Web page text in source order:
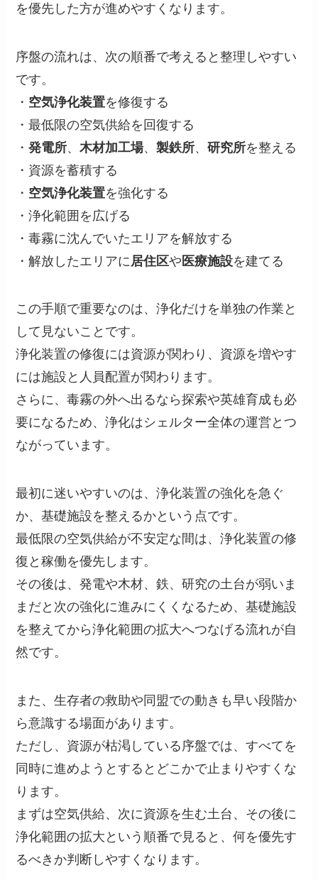
を優先した方が進めやすくなります。
序盤の流れは、次の順番で考えると整理しやすい
です。
・ 空気浄化装置を修復する
・最低限の空気供給を回復する
・発電所、木材加工場、製鉄所、研究所を整える
・資源を蓄積する
・ 空気浄化装置を強化する
・浄化範囲を広げる
・毒霧に沈んでいたエリアを解放する
・解放したエリアに 居住区や 医療施設を建てる
この手順で重要なのは、浄化だけを単独の作業と
して見ないことです。
浄化装置の修復には資源が関わり、資源を増やす
には施設と人員配置が関わります。
さらに、毒霧の外へ出るなら探索や英雄育成も必
要になるため、浄化はシェルター全体の運営とつ
ながっています。
最初に迷いやすいのは、浄化装置の強化を急ぐ
か、基礎施設を整えるかという点です。
最低限の空気供給が不安定な間は、浄化装置の修
復と稼働を優先します。
その後は、発電や木材、鉄、研究の土台が弱いま
まだと次の強化に進みにくくなるため、基礎施設
を整えてから浄化範囲の拡大へつなげる流れが自
然です。
また、生存者の救助や同盟での動きも早い段階か
ら意識する場面があります。
ただし、資源が枯渇している序盤では、すべてを
同時に進めようとするとどこかで止まりやすくな
ります。
まずは空気供給、次に資源を生む土台、その後に
浄化範囲の拡大という順番で見ると、何を優先す
るべきか判断しやすくなります。